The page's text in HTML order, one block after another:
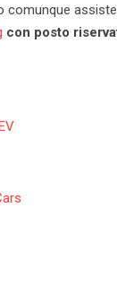
comunque
con posto